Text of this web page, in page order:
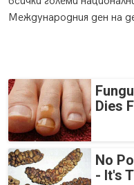
Международния ден на
Dies
No
- It's